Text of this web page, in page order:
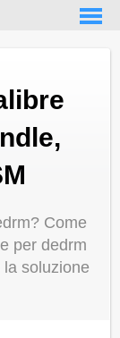
Come
per dedrm
soluzione